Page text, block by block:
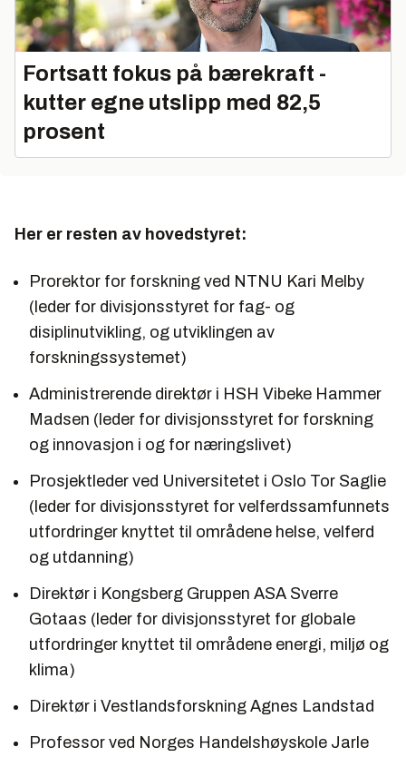
Fortsatt fokus på bærekraft -
kutter egne utslipp med 82,5
prosent
Her er resten av hovedstyret:
Prorektor for forskning ved NTNU Kari Melby
(leder for divisjonsstyret for fag- og
disiplinutvikling, og utviklingen av
forskningssystemet)
Administrerende direktør i HSH Vibeke Hammer
Madsen (leder for divisjonsstyret for forskning
og innovasjon i og for næringslivet)
Prosjektleder ved Universitetet i Oslo Tor Saglie
(leder for divisjonsstyret for velferdssamfunnets
utfordringer knyttet til områdene helse, velferd
og utdanning)
Direktør i Kongsberg Gruppen ASA Sverre
Gotaas (leder for divisjonsstyret for globale
utfordringer knyttet til områdene energi, miljø og
klima)
Direktør i Vestlandsforskning Agnes Landstad
Professor ved Norges Handelshøyskole Jarle